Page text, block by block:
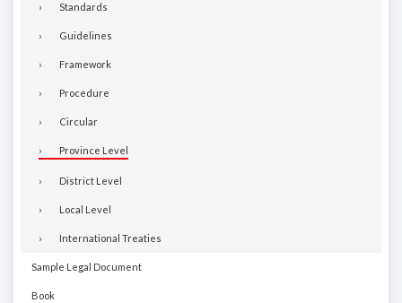
Standards
Guidelines
Framework
Procedure
Circular
Province Level
District Level
Local Level
International Treaties
Sample Legal Document
Book